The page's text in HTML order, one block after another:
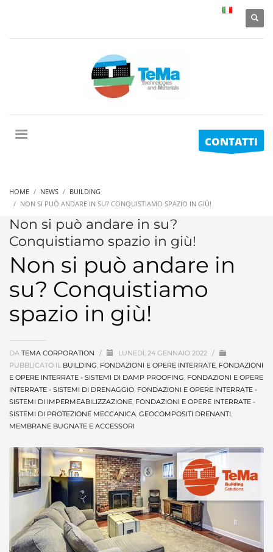
CONTATTI
HOME NEWS
BUILDING
NON SI PUÒ ANDARE IN SU? CONQUISTIAMO SPAZIO IN GIÙ!
Non si può andare in su?
Conquistiamo spazio in giù!
Non si può andare in
su? Conquistiamo
spazio in giù!
DA TEMA CORPORATION / LUNEDÌ, 24 GENNAIO 2022 /
PUBBLICATO IL BUILDING FONDAZIONI E OPERE INTERRATE FONDAZIONI
E OPERE INTERRATE - SISTEMI DI DAMP PROOFING FONDAZIONI E OPERE
INTERRATE - SISTEMI DI DRENAGGIO FONDAZIONI E OPERE INTERRATE -
SISTEMI DI IMPERMEABILIZZAZIONE FONDAZIONI E OPERE INTERRATE -
SISTEMI DI PROTEZIONE MECCANICA GEOCOMPOSITI DRENANTI
MEMBRANE BUGNATE E ACCESSORI